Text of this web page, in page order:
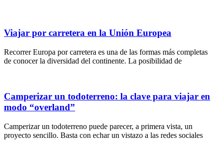
Viajar por carretera en la Unión Europea
Recorrer Europa por carretera es una de las formas más completas
de conocer la diversidad del continente. La posibilidad de
Camperizar un todoterreno: la clave para viajar en
modo “overland”
Camperizar un todoterreno puede parecer, a primera vista, un
proyecto sencillo. Basta con echar un vistazo a las redes sociales